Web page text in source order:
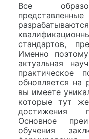
Все
стандартов,
Именно
актуальная
практическое
обновляется на
вы имеете
которые тут
достижения
Основное
обучения